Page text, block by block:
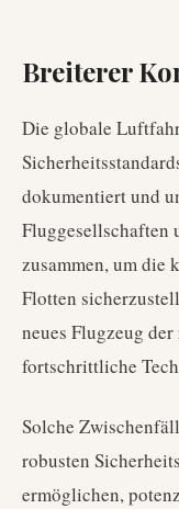
Breiterer
Die globale
dokumentiert und
Fluggesellschaften
zusammen, um
Flotten
neues Flugzeug
fortschrittliche
Solche
robusten
ermöglichen,